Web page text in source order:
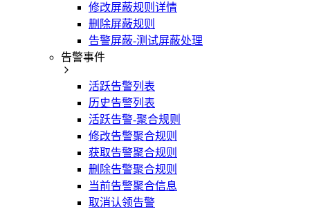
修改屏蔽规则详情
删除屏蔽规则
告警屏蔽-测试屏蔽处理
告警事件
活跃告警列表
历史告警列表
活跃告警-聚合规则
修改告警聚合规则
获取告警聚合规则
删除告警聚合规则
当前告警聚合信息
取消认领告警